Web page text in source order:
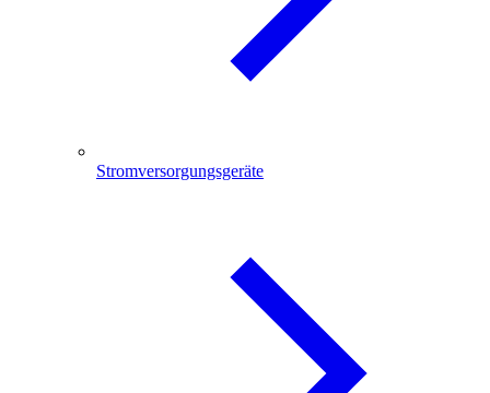
Stromversorgungsgeräte